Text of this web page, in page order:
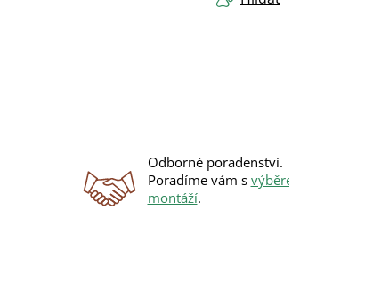
Odborné poradenství.
Poradíme vám s výběrem
montáží.